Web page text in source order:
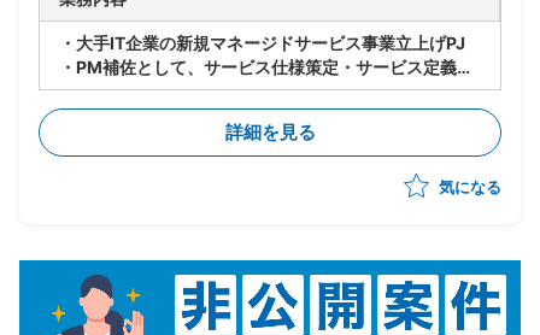
・大手IT企業の新規マネージドサービス事業立上げPJ
・PM補佐として、サービス仕様策定・サービス定義・
サービスデザイン等、立上げ全体をリード
・立上げ後はサービス運用のリードを担当しつつメニュ
ー化や顧客アプローチへの参画等、多面的に貢献範囲を
拡大
詳細を見る
気になる